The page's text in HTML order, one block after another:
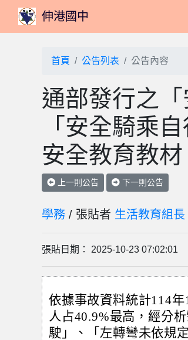
伸港國中
首頁 公告列表 公告內容
通部發行之
「安全騎乘
安全教育教材
上一則公告 下一則公告
學務 / 張貼者 生活教育組長
張貼日期： 2025-10-23 07:02:01
依據事故資料統計114
人占40.9%最高，經分
駛」、「左轉彎未依規